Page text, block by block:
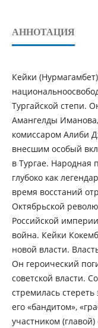
АННОТАЦИЯ
Кейки
Тургайской степи.
Амангелды
комиссаром Алиби
внесшим особый
в Тургае. Народная
глубоко как
время восстаний
Октябрьской
Российской
война. Кейки
новой власти.
Он героический
советской власти.
стремилась
его «бандитом»,
участником